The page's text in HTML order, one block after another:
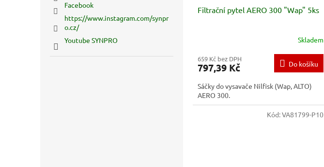
Facebook
https://www.instagram.com/synpr
o.cz/
Youtube SYNPRO
Filtrační pytel AERO 300 "Wap" 5ks
Skladem
659 Kč bez DPH
797,39 Kč Do košíku
Sáčky do vysavače Nilfisk (Wap, ALTO)
AERO 300.
Kód:VA81799-P10